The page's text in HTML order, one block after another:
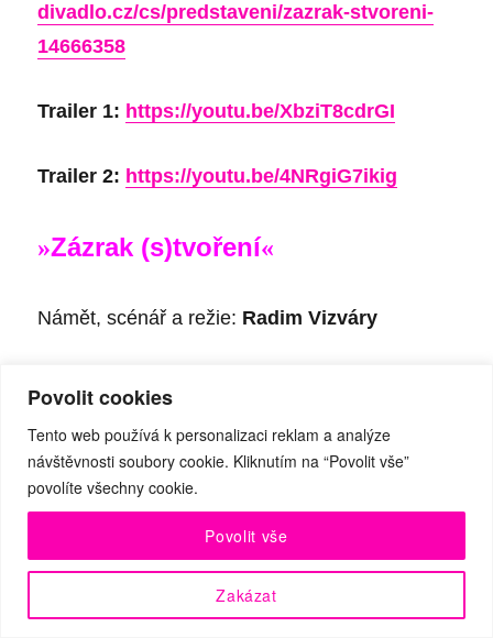
Povolit cookies
Tento web používá k personalizaci reklam a analýze
návštěvnosti soubory cookie. Kliknutím na “Povolit vše”
povolíte všechny cookie.
Zakázat
Povolit vše
divadlo.cz/cs/predstaveni/zazrak-stvoreni-
14666358
Trailer 1: https://youtu.be/XbziT8cdrGI
Trailer 2: https://youtu.be/4NRgiG7ikig
»Zázrak (s)tvoření«
Námět, scénář a režie: Radim Vizváry
Hudba:Ivo Sedláček
Choreografie:Matyáš Ramba
Light design:Karel Šimek